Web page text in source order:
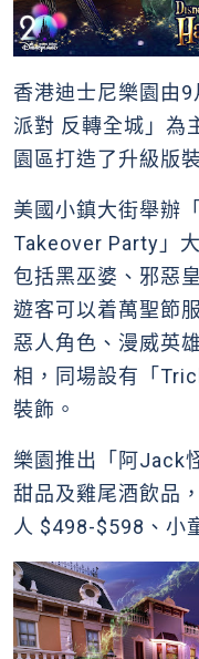
香港迪士尼樂園由
派對 反轉全城」為
園區打造了升級版
美國小鎮大街舉辦
Takeover Party」
包括黑巫婆、邪惡
遊客可以着萬聖節
惡人角色、漫威英
相，同場設有「
裝飾。
樂園推出「阿Jack
甜品及雞尾酒飲品
人 $498-$598、小